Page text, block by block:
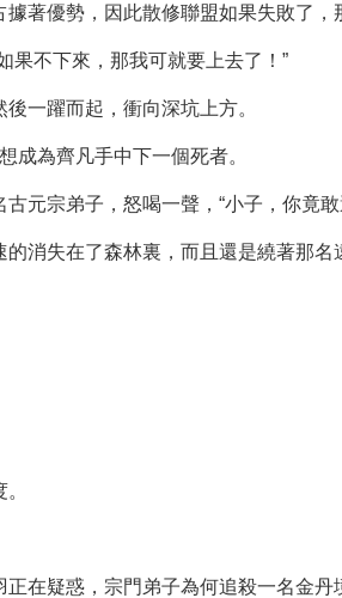
著優勢，因此散修聯盟如果失敗了，
果不下來，那我可就要上去了！”
一躍而起，衝向深坑上方。
成為齊凡手中下一個死者。
元宗弟子，怒喝一聲，“小子，你竟敢
消失在了森林裏，而且還是繞著那名
在疑惑，宗門弟子為何追殺一名金丹